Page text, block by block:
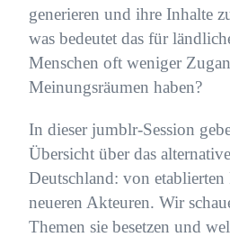
generieren und ihre Inhalte
was bedeutet das für
Menschen oft weniger
Meinungsräumen haben?
In dieser jumblr-Session
Übersicht über das
Deutschland: von
neueren Akteuren. Wir
Themen sie besetzen und